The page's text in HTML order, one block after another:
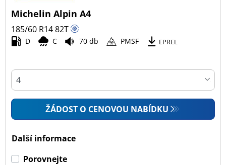
Všechny typy (44)
Osobní vůz (44)
4x4 (0)
Zemědělská technika (0)
Dojezdové
Dojezdové (0)
Michelin Alpin A4
185/60 R1482T
D C 70 db PMSF EPREL
ŽÁDOST O CENOVOU NABÍDKU
Další informace
Porovnejte